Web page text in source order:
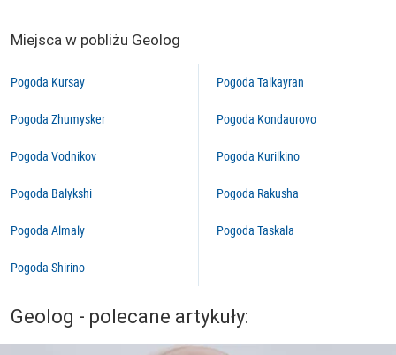
Miejsca w pobliżu Geolog
Pogoda Kursay
Pogoda Zhumysker
Pogoda Vodnikov
Pogoda Balykshi
Pogoda Almaly
Pogoda Shirino
Pogoda Talkayran
Pogoda Kondaurovo
Pogoda Kurilkino
Pogoda Rakusha
Pogoda Taskala
Geolog - polecane artykuły: